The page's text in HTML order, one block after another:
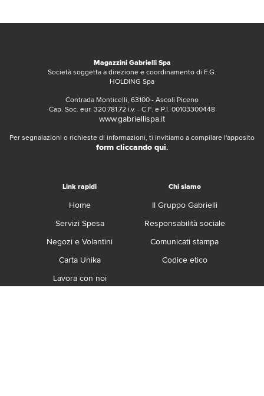
Magazzini Gabrielli Spa
Società soggetta a direzione e coordinamento di F.G.
HOLDING Spa
Contrada Monticelli, 63100 - Ascoli Piceno
Cap. Soc. eur. 320.781,72 i.v. - C.F. e P.I. 00103300448
www.gabriellispa.it
Per segnalazioni o richieste di informazioni, ti invitiamo a compilare l'apposito
form cliccando qui.
Link rapidi
Home
Servizi Spesa
Negozi e Volantini
Carta Unika
Lavora con noi
Chi siamo
Il Gruppo Gabrielli
Responsabilità sociale
Comunicati stampa
Codice etico